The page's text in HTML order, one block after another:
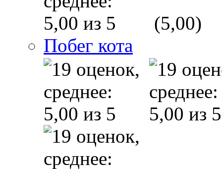
(5,00)
Побег кота